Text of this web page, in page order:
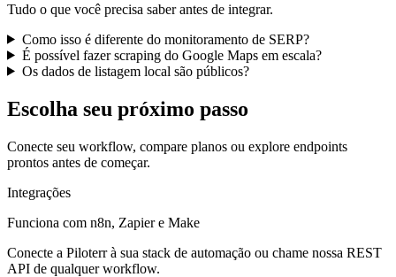
Tudo o que você precisa saber antes de integrar.
Como isso é diferente do monitoramento de SERP?
É possível fazer scraping do Google Maps em escala?
Os dados de listagem local são públicos?
Escolha seu próximo passo
Conecte seu workflow, compare planos ou explore endpoints
prontos antes de começar.
Integrações
Funciona com n8n, Zapier e Make
Conecte a Piloterr à sua stack de automação ou chame nossa REST
API de qualquer workflow.